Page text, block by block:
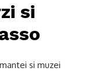
si
si muzei